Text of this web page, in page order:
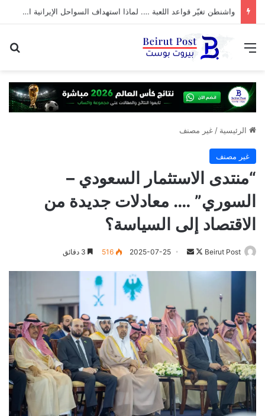
هل بدأت الحرب على وليد جنبلاط؟
القائمة
الرئيسية /غير مصنف
غير مصنف
“منتدى الاستثمار السعودي –
السوري” …. معادلات جديدة من
الاقتصاد إلى السياسة؟
Beirut Post
تابعأرسل 2025-07-25
516